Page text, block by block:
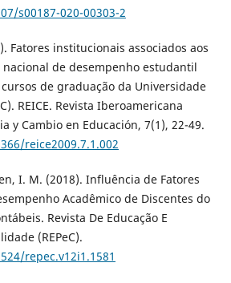
s00187-020-00303-2
Fatores institucionais associados aos
de desempenho estudantil
cursos de graduação da Universidade
REICE. Revista Iberoamericana
y Cambio en Educación, 7(1), 22-49.
reice2009.7.1.002
I. M. (2018). Influência de Fatores
Acadêmico de Discentes do
Revista De Educação E
(REPeC).
repec.v12i1.1581